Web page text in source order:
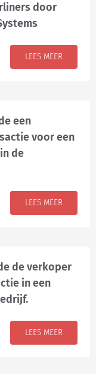
door
LEES MEER
een
voor een
de
LEES MEER
de verkoper
in een
LEES MEER